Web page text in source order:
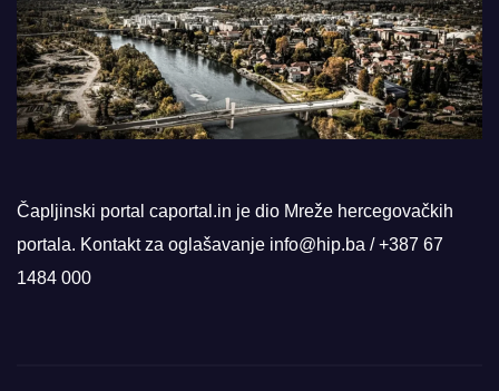
Čapljinski portal caportal.in je dio Mreže hercegovačkih
portala. Kontakt za oglašavanje info@hip.ba / +387 67
1484 000